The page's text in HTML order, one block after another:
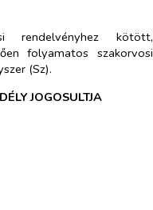
rendelvényhez kötött,
folyamatos szakorvosi
(Sz).
JOGOSULTJA